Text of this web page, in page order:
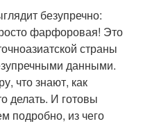
безупречно:
фарфоровая! Это
страны
данными.
что знают, как
делать. И готовы
подробно, из чего